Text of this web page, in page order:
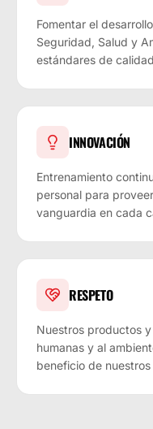
Fomentar el
Seguridad, Salud y
estándares de
INNOVACIÓN
Entrenamiento
personal para
vanguardia en cada
RESPETO
Nuestros productos
humanas y al
beneficio de